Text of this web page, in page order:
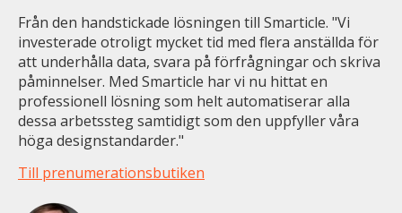
Från den handstickade lösningen till Smarticle. "Vi
investerade otroligt mycket tid med flera anställda för
att underhålla data, svara på förfrågningar och skriva
påminnelser. Med Smarticle har vi nu hittat en
professionell lösning som helt automatiserar alla
dessa arbetssteg samtidigt som den uppfyller våra
höga designstandarder."
Till prenumerationsbutiken